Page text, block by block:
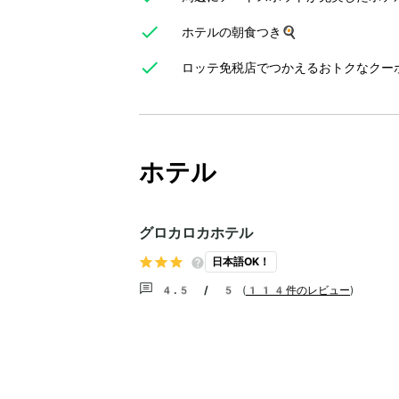
ホテルの朝食つき🍳
ロッテ免税店でつかえるおトクなク
ホテル
グロカロカホテル
日本語OK！
4.5 / 5 ( 114件のレビュー)